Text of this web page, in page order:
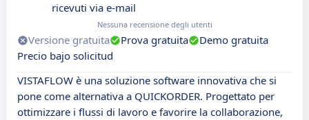
ricevuti via e-mail
Nessuna recensione degli utenti
Versione gratuita Prova gratuita
Demo gratuita
Precio bajo solicitud
VISTAFLOW è una soluzione software innovativa che si
pone come alternativa a QUICKORDER. Progettato per
ottimizzare i flussi di lavoro e favorire la collaborazione,